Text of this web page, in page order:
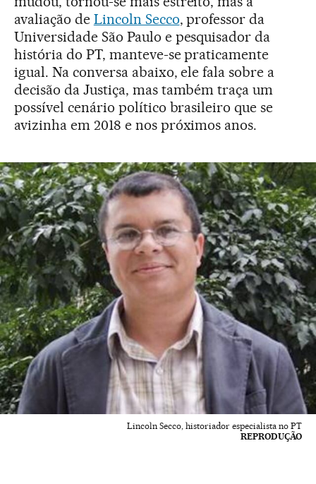
avaliação de Lincoln Secco, professor da
Universidade São Paulo e pesquisador da
história do PT, manteve-se praticamente
igual. Na conversa abaixo, ele fala sobre a
decisão da Justiça, mas também traça um
possível cenário político brasileiro que se
avizinha em 2018 e nos próximos anos.
Lincoln Secco, historiador especialista no PT
REPRODUÇÃO